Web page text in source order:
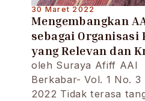
30 Maret 2022
Mengembangkan
sebagai Organisasi
yang Relevan dan
oleh Suraya Afiff AAI
Berkabar- Vol. 1 No. 3
2022 Tidak terasa